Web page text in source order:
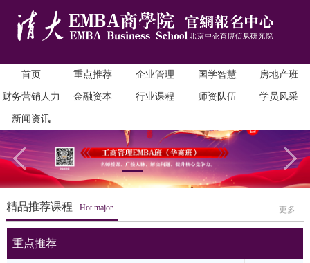
首页 重点推荐 企业管理 国学智慧 房地产班
财务营销人力 金融资本 行业课程 师资队伍 学员风采
新闻资讯
精品推荐课程 Hot major 更多…
重点推荐